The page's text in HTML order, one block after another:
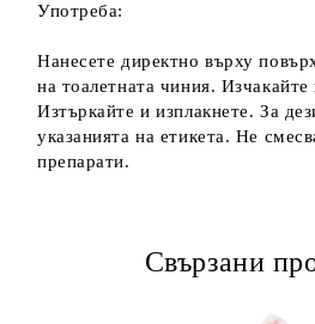
Употреба:
Нанесете директно върху
на тоалетната чиния.
Изтъркайте и изплакнете. За
указанията на етикета. Не
препарати.
Свързани